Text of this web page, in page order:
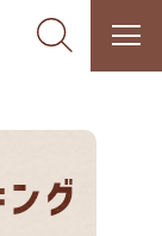
その他